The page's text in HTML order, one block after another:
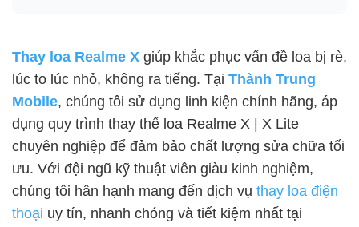
Thay loa Realme X giúp khắc phục vấn đề loa bị rè,
lúc to lúc nhỏ, không ra tiếng. Tại Thành Trung
Mobile, chúng tôi sử dụng linh kiện chính hãng, áp
dụng quy trình thay thế loa Realme X | X Lite
chuyên nghiệp để đảm bảo chất lượng sửa chữa tối
ưu. Với đội ngũ kỹ thuật viên giàu kinh nghiệm,
chúng tôi hân hạnh mang đến dịch vụ thay loa điện
thoại uy tín, nhanh chóng và tiết kiệm nhất tại